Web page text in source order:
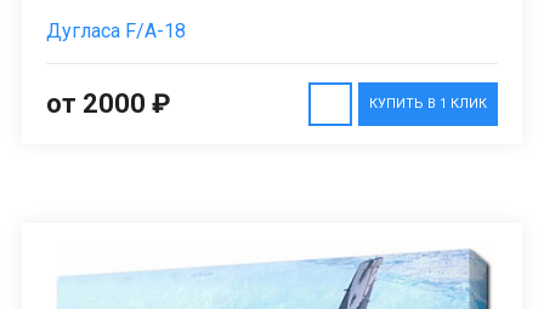
Дугласа F/А-18
КУПИТЬ В 1 КЛИК
от 2000 ₽